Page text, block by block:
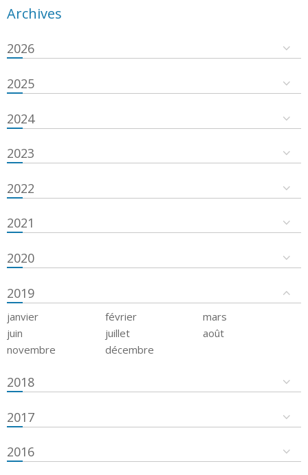
Archives
2026
2025
2024
2023
2022
2021
2020
2019
janvier février
mars
juin
juillet
août
novembre
décembre
2018
2017
2016